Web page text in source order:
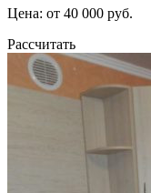
Цена: от 40 000 руб.
Рассчитать